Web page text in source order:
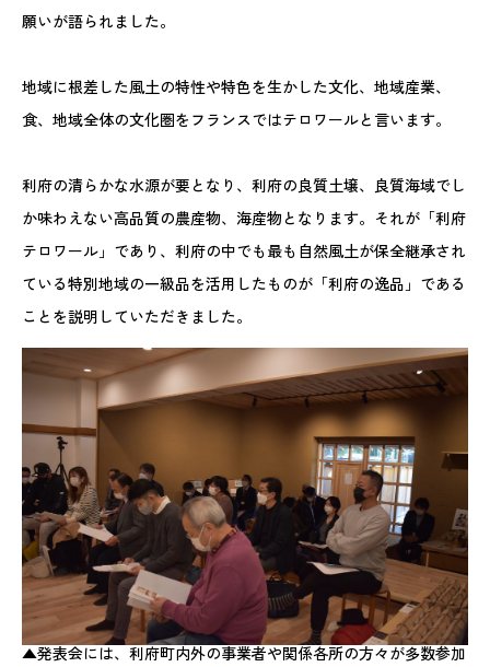
願いが語られました。
地域に根差した風土の特性や特色を生かした文化、地域産業、
食、地域全体の文化圏をフランスではテロワールと言います。
利府の清らかな水源が要となり、利府の良質土壌、良質海域でし
か味わえない高品質の農産物、海産物となります。それが「利府
テロワール」であり、利府の中でも最も自然風土が保全継承され
ている特別地域の一級品を活用したものが「利府の逸品」である
ことを説明していただきました。
▲発表会には、利府町内外の事業者や関係各所の方々が多数参加